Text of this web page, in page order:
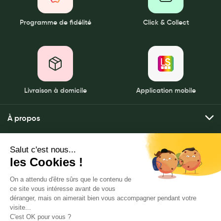
Programme de fidélité Click & Collect
Livraison à domicile Application mobile
À propos
Qui sommes-nous ?
Nos pharmacies
Mentions légales
Politique de gestion des données personnelles
CGU
Notre FAQ
Mes services
Envoyer mes ordonnances
Commander mes produits
Livraison à domicile
Click & rendez-vous
LeaderSanté, 82 bis rue Thiers
92100 Boulogne-Billancourt